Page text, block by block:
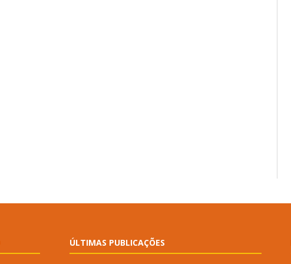
ÚLTIMAS PUBLICAÇÕES